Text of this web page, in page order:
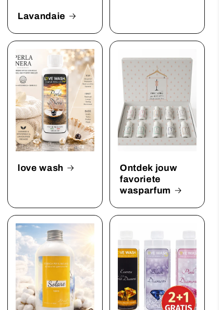
Lavandaie
love wash
Ontdek jouw
favoriete
wasparfum